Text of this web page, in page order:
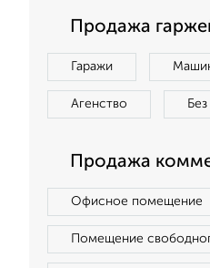
Продажа
Гаражи
Агенство
Продажа
Офисное помещение
Помещение